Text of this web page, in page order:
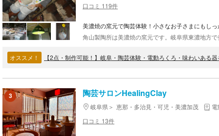
口コミ 119件
美濃焼の窯元で陶芸体験！小さなお子さまにもし
オススメ！ 【2点・制作可能！】岐阜・陶芸体験・電動ろくろ・味わいある
3 陶芸サロンHealingClay
岐阜県 恵那・多治見・可児・美濃加茂
口コミ 13件